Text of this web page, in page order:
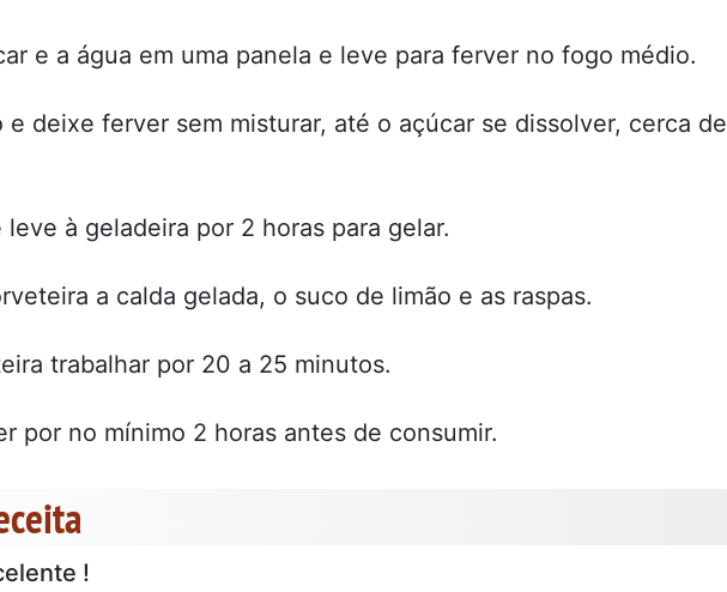
e a água em uma panela e leve para ferver no fogo médio.
e deixe ferver sem misturar, até o açúcar se dissolver, cerca de
à geladeira por 2 horas para gelar.
a calda gelada, o suco de limão e as raspas.
trabalhar por 20 a 25 minutos.
por no mínimo 2 horas antes de consumir.
!